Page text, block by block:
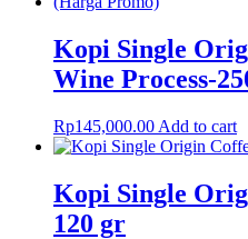
Kopi Single
Wine Process-
Rp145,000.00 Add to cart
Kopi Single
120 gr